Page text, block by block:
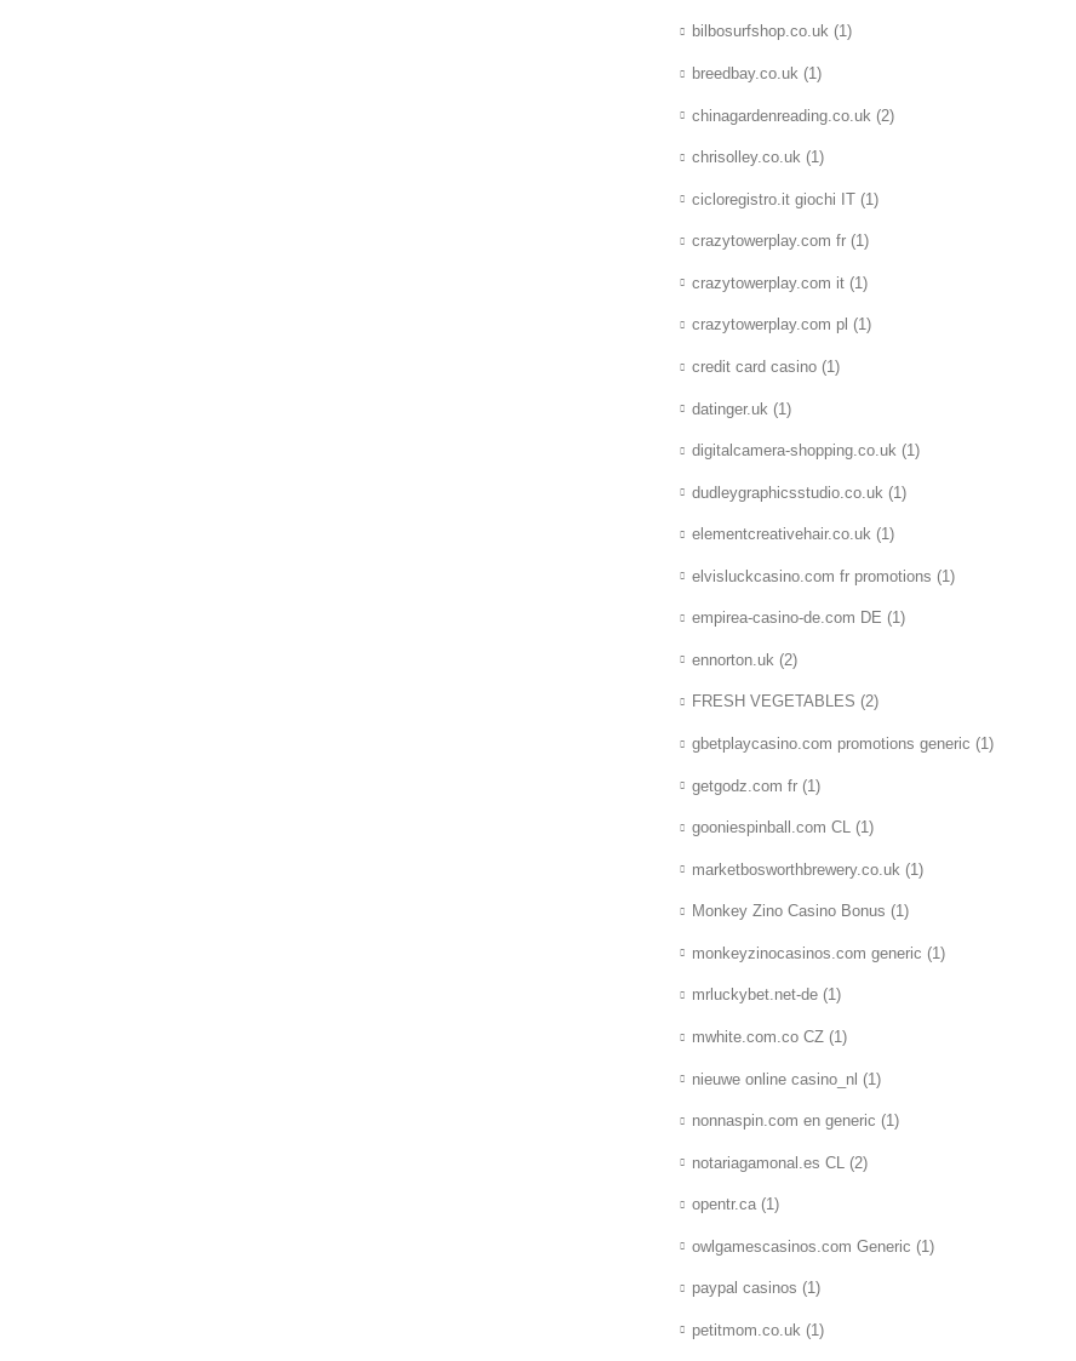
bilbosurfshop.co.uk (1)
breedbay.co.uk (1)
chinagardenreading.co.uk (2)
chrisolley.co.uk (1)
cicloregistro.it giochi IT (1)
crazytowerplay.com fr (1)
crazytowerplay.com it (1)
crazytowerplay.com pl (1)
credit card casino (1)
datinger.uk (1)
digitalcamera-shopping.co.uk (1)
dudleygraphicsstudio.co.uk (1)
elementcreativehair.co.uk (1)
elvisluckcasino.com fr promotions (1)
empirea-casino-de.com DE (1)
ennorton.uk (2)
FRESH VEGETABLES (2)
gbetplaycasino.com promotions generic (1)
getgodz.com fr (1)
gooniespinball.com CL (1)
marketbosworthbrewery.co.uk (1)
Monkey Zino Casino Bonus (1)
monkeyzinocasinos.com generic (1)
mrluckybet.net-de (1)
mwhite.com.co CZ (1)
nieuwe online casino_nl (1)
nonnaspin.com en generic (1)
notariagamonal.es CL (2)
opentr.ca (1)
owlgamescasinos.com Generic (1)
paypal casinos (1)
petitmom.co.uk (1)